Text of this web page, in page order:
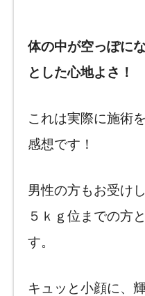
体の中が空っぽに
とした心地よさ！
これは実際に施術
感想です！
男性の方もお受け
５ｋｇ位までの方
す。
キュッと小顔に、